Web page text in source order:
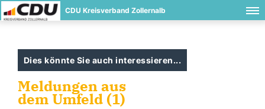
CDU Kreisverband Zollernalb
Dies könnte Sie auch interessieren...
Meldungen aus
dem Umfeld (1)